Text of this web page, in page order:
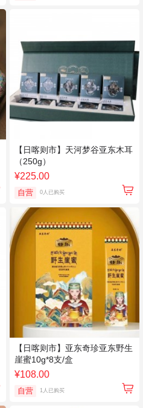
【日喀则市】天河梦谷亚东木耳
（250g）
¥225.00
自营 0人已购买
【日喀则市】亚东奇珍亚东野生
崖蜜10g*8支/盒
¥108.00
自营 1人已购买